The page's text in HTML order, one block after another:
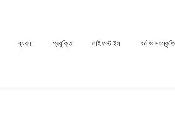
ব্যবসা প্রযুক্তি লাইফস্টাইল ধর্ম ও সংস্কৃতি